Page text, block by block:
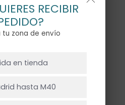
BOHO – 3UD
de papel en naranja,
una de un tamaño
RECIBIR
tu zona de envío
en tienda
hasta M40